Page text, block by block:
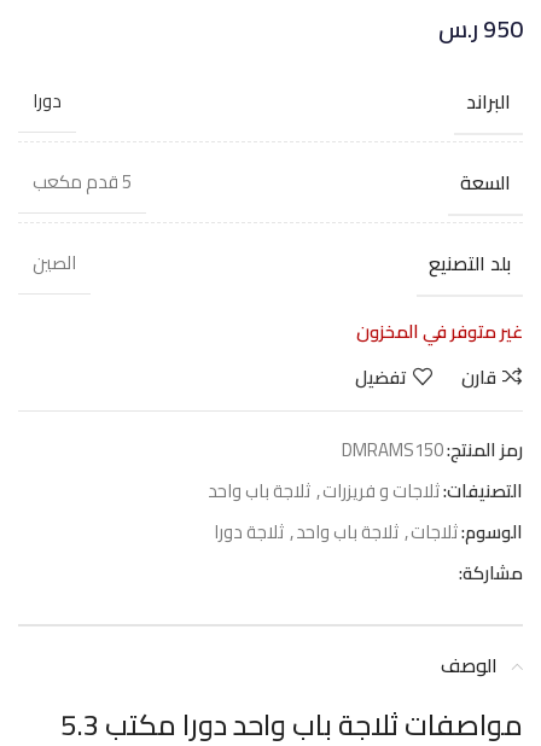
950ر.س
البراند دورا
السعة 5 قدم مكعب
بلد التصنيع
الصين
غير متوفر في المخزون
قارن
تفضيل
رمز المنتج:DMRAMS150
التصنيفات:ثلاجات و فريزرات,ثلاجة باب واحد
الوسوم:ثلاجات,ثلاجة باب واحد,ثلاجة دورا
مشاركة:
الوصف
مواصفات ثلاجة باب واحد دورا مكتب 5.3